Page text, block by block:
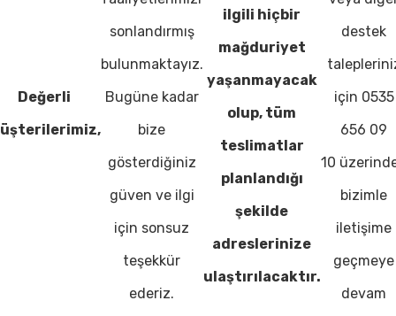
Değerli
sonlandırmış
bulunmaktayız.
Bugüne kadar
bize
gösterdiğiniz
güven ve ilgi
için sonsuz
teşekkür
ederiz.
ilgili hiçbir
mağduriyet
yaşanmayacak
olup, tüm
teslimatlar
planlandığı
şekilde
adreslerinize
ulaştırılacaktır.
destek
için 0535
656 09
10
bizimle
iletişime
geçmeye
devam